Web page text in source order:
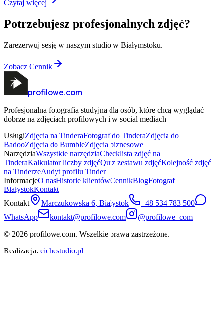
Czytaj więcej
Potrzebujesz profesjonalnych zdjęć?
Zarezerwuj sesję w naszym studio w Białymstoku.
Zobacz Cennik
profilowe.com
Profesjonalna fotografia studyjna dla osób, które chcą wyglądać
dobrze na zdjęciach profilowych i w social mediach.
UsługiZdjęcia na TinderaFotograf do TinderaZdjęcia do
BadooZdjęcia do BumbleZdjęcia biznesowe
NarzędziaWszystkie narzędziaChecklista zdjęć na
TinderaKalkulator liczby zdjęćQuiz zestawu zdjęćKolejność zdjęć
na TinderzeAudyt profilu Tinder
InformacjeO nasHistorie klientówCennikBlogFotograf
BiałystokKontakt
Kontakt
Marczukowska 6, Białystok
+48 534 783 500
WhatsApp
kontakt@profilowe.com
@profilowe_com
© 2026 profilowe.com. Wszelkie prawa zastrzeżone.
Realizacja: cichestudio.pl